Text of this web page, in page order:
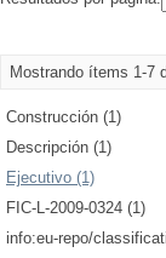
Mostrando ítems 1-7
Construcción (1)
Descripción (1)
Ejecutivo (1)
FIC-L-2009-0324 (1)
info:eu-repo/